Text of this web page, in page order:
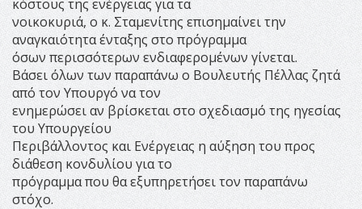
κόστους της ενέργειας για τα
νοικοκυριά, ο κ. Σταμενίτης επισημαίνει την
αναγκαιότητα ένταξης στο πρόγραμμα
όσων περισσότερων ενδιαφερομένων γίνεται.
Βάσει όλων των παραπάνω ο Βουλευτής Πέλλας ζητά
από τον Υπουργό να τον
ενημερώσει αν βρίσκεται στο σχεδιασμό της ηγεσίας
του Υπουργείου
Περιβάλλοντος και Ενέργειας η αύξηση του προς
διάθεση κονδυλίου για το
πρόγραμμα που θα εξυπηρετήσει τον παραπάνω
στόχο.